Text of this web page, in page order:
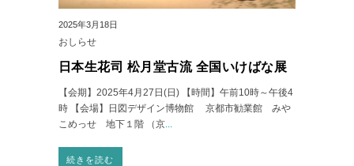
2025年3月18日
おしらせ
日本生花司 松月堂古流 全国いけばな展
【会期】2025年4月27日(日) 【時間】午前10時～午後4
時 【会場】日図デザイン博物館 京都市勧業館 みや
こめっせ 地下１階 （京...
続きを読む